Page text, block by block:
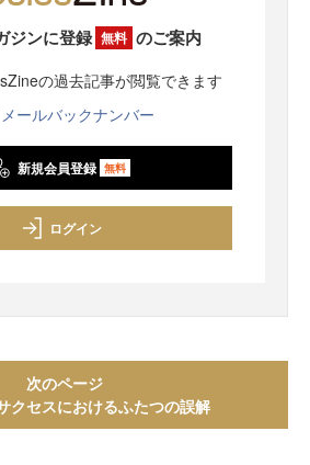
ジンに登録 無料 のご案内
の過去記事が閲覧できます
メールバックナンバー
新規会員登録 無料
ログイン
次のページ
クセスにおけるふたつの誤解